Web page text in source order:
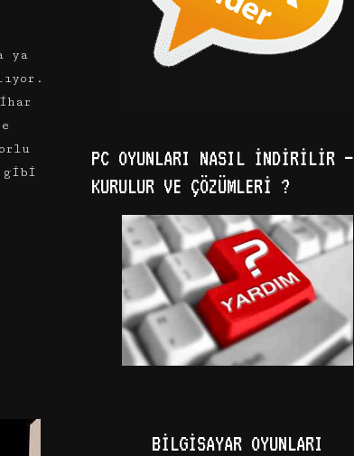
ya
gibi
PC OYUNLARI NASIL İNDIRILIR –
KURULUR VE ÇÖZÜMLERI ?
BILGISAYAR OYUNLARI